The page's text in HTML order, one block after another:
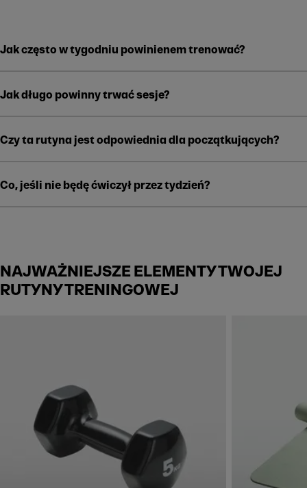
Jak często w tygodniu powinienem trenować?
Jak długo powinny trwać sesje?
Czy ta rutyna jest odpowiednia dla początkujących?
Co, jeśli nie będę ćwiczył przez tydzień?
NAJWAŻNIEJSZE ELEMENTY TWOJEJ
RUTYNY TRENINGOWEJ